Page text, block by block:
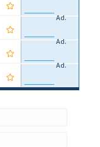
Ad.
Ad.
Ad.